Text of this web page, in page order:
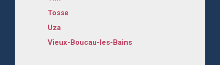
Tosse
Uza
Vieux-Boucau-les-Bains